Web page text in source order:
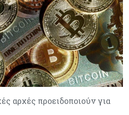
αρχές προειδοποιούν για